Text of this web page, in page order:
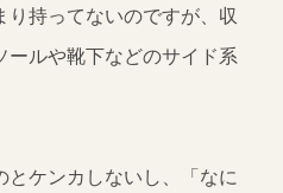
持ってないのですが、収
ールや靴下などのサイド系
とケンカしないし、「なに